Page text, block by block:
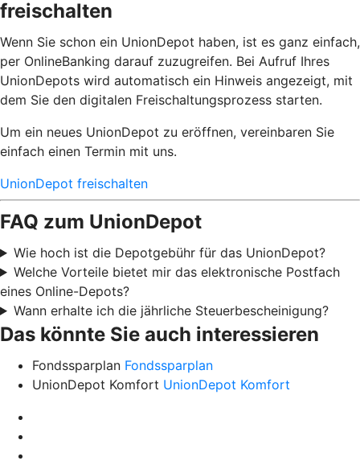
freischalten
Wenn Sie schon ein UnionDepot haben, ist es ganz einfach,
per OnlineBanking darauf zuzugreifen. Bei Aufruf Ihres
UnionDepots wird automatisch ein Hinweis angezeigt, mit
dem Sie den digitalen Freischaltungsprozess starten.
Um ein neues UnionDepot zu eröffnen, vereinbaren Sie
einfach einen Termin mit uns.
UnionDepot freischalten
FAQ zum UnionDepot
Wie hoch ist die Depotgebühr für das UnionDepot?
Welche Vorteile bietet mir das elektronische Postfach
eines Online-Depots?
Wann erhalte ich die jährliche Steuerbescheinigung?
Das könnte Sie auch interessieren
Fondssparplan Fondssparplan
UnionDepot Komfort UnionDepot Komfort